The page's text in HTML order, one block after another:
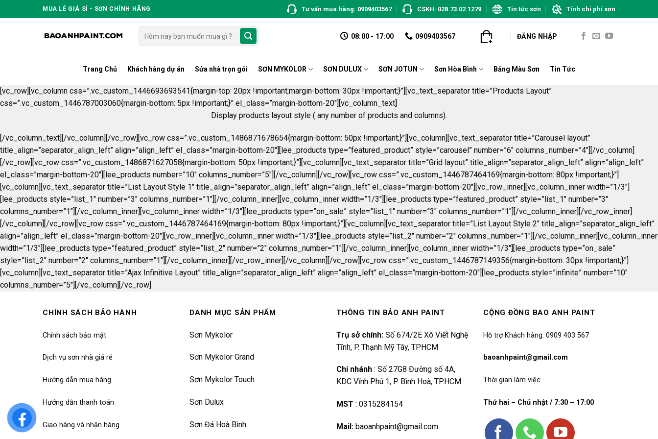
to
MUA LẺ GIÁ SỈ - SƠN CHÍNH HÃNG Tư vấn mua hàng: 0909403567 CSKH: 028.73.02.1279 Tin tức sơn Tính chi phí sơn
Tìm
kiếm:
08:00 - 17:00 0909403567 ĐĂNG NHẬP
Trang Chủ Khách hàng dự án Sửa nhà trọn gói SƠN MYKOLOR SƠN DULUX SƠN JOTUN Sơn Hòa Bình Bảng Màu Sơn Tin Tức
[vc_row][vc_column css=”.vc_custom_1446693693541{margin-top: 20px !important;margin-bottom: 30px !important;}”][vc_text_separator title=”Products Layout”
css=”.vc_custom_1446787003060{margin-bottom: 5px !important;}” el_class=”margin-bottom-20″][vc_column_text]
Display products layout style ( any number of products and columns).
[/vc_column_text][/vc_column][/vc_row][vc_row css=”.vc_custom_1486871678654{margin-bottom: 50px !important;}”][vc_column][vc_text_separator title=”Carousel layout”
title_align=”separator_align_left” align=”align_left” el_class=”margin-bottom-20″][lee_products type=”featured_product” style=”carousel” number=”6″ columns_number=”4″][/vc_column]
[/vc_row][vc_row css=”.vc_custom_1486871627058{margin-bottom: 50px !important;}”][vc_column][vc_text_separator title=”Grid layout” title_align=”separator_align_left” align=”align_left”
el_class=”margin-bottom-20″][lee_products number=”10″ columns_number=”5″][/vc_column][/vc_row][vc_row css=”.vc_custom_1446787464169{margin-bottom: 80px !important;}”]
[vc_column][vc_text_separator title=”List Layout Style 1″ title_align=”separator_align_left” align=”align_left” el_class=”margin-bottom-20″][vc_row_inner][vc_column_inner width=”1/3″]
[lee_products style=”list_1″ number=”3″ columns_number=”1″][/vc_column_inner][vc_column_inner width=”1/3″][lee_products type=”featured_product” style=”list_1″ number=”3″
columns_number=”1″][/vc_column_inner][vc_column_inner width=”1/3″][lee_products type=”on_sale” style=”list_1″ number=”3″ columns_number=”1″][/vc_column_inner][/vc_row_inner]
[/vc_column][/vc_row][vc_row css=”.vc_custom_1446787464169{margin-bottom: 80px !important;}”][vc_column][vc_text_separator title=”List Layout Style 2″ title_align=”separator_align_left”
align=”align_left” el_class=”margin-bottom-20″][vc_row_inner][vc_column_inner width=”1/3″][lee_products style=”list_2″ number=”2″ columns_number=”1″][/vc_column_inner][vc_column_inner
width=”1/3″][lee_products type=”featured_product” style=”list_2″ number=”2″ columns_number=”1″][/vc_column_inner][vc_column_inner width=”1/3″][lee_products type=”on_sale”
style=”list_2″ number=”2″ columns_number=”1″][/vc_column_inner][/vc_row_inner][/vc_column][/vc_row][vc_row css=”.vc_custom_1446787149356{margin-bottom: 30px !important;}”]
[vc_column][vc_text_separator title=”Ajax Infinitive Layout” title_align=”separator_align_left” align=”align_left” el_class=”margin-bottom-20″][lee_products style=”infinite” number=”10″
columns_number=”5″][/vc_column][/vc_row]
CHÍNH SÁCH BẢO HÀNH
Chính sách bảo mật
Dịch vụ sơn nhà giá rẻ
Hướng dẫn mua hàng
Hướng dẫn thanh toán
Giao hàng và nhận hàng
DANH MỤC SẢN PHẨM
Sơn Mykolor
Sơn Mykolor Grand
Sơn Mykolor Touch
Sơn Dulux
Sơn Đá Hoà Bình
THÔNG TIN BẢO ANH PAINT
Trụ sở chính: Số 674/2E Xô Viết Nghệ
Tĩnh, P. Thạnh Mỹ Tây, TPHCM
Chi nhánh : Số 27G8 Đường số 4A,
KDC Vĩnh Phú 1, P. Bình Hoà, TP.HCM
MST : 0315284154
Mail: baoanhpaint@gmail.com
CỘNG ĐỒNG BAO ANH PAINT
Hỗ trợ Khách hàng: 0909 403 567
baoanhpaint@gmail.com
Thời gian làm việc
Thứ hai – Chủ nhật / 7:30 – 17:00